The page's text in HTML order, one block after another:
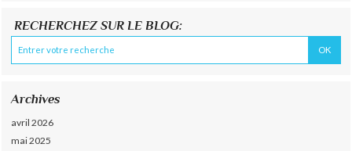
RECHERCHEZ SUR LE BLOG:
Archives
avril 2026
mai 2025